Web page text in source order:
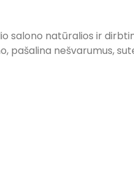
salono natūralios ir
pašalina nešvarumus,